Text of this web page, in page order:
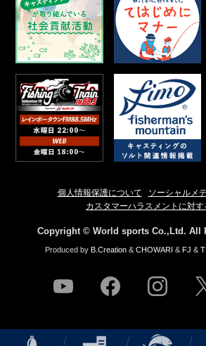
個人情報保護について
ソーシャルメ
カスタマーハラスメントに対す
Copyright © World sports Co.,Ltd. All
Produced by B.Creation& CHOWARI & FJ &
youtube facebook instagram
NEWS 店舗情報 釣